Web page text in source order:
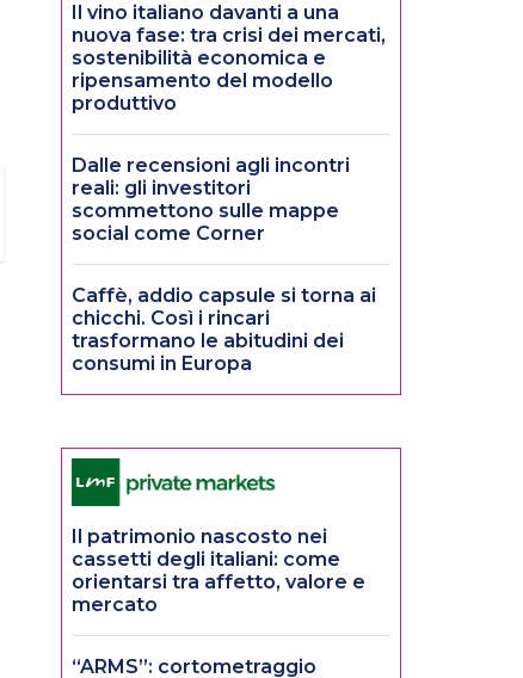
Il vino italiano davanti a una
nuova fase: tra crisi dei mercati,
sostenibilità economica e
ripensamento del modello
produttivo
Dalle recensioni agli incontri
reali: gli investitori
scommettono sulle mappe
social come Corner
Caffè, addio capsule si torna ai
chicchi. Così i rincari
trasformano le abitudini dei
consumi in Europa
Il patrimonio nascosto nei
cassetti degli italiani: come
orientarsi tra affetto, valore e
mercato
“ARMS”: cortometraggio